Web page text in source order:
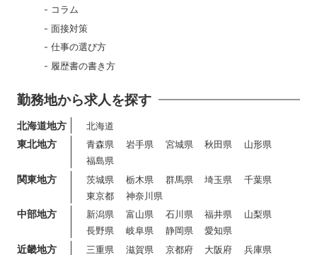
コラム
面接対策
仕事の選び方
履歴書の書き方
勤務地から求人を探す
北海道地方 北海道
東北地方 青森県 岩手県 宮城県 秋田県
山形県
福島県
関東地方 茨城県 栃木県 群馬県 埼玉県
千葉県
東京都
神奈川県
中部地方 新潟県 富山県 石川県 福井県
山梨県
長野県
岐阜県 静岡県 愛知県
近畿地方 三重県 滋賀県 京都府 大阪府
兵庫県